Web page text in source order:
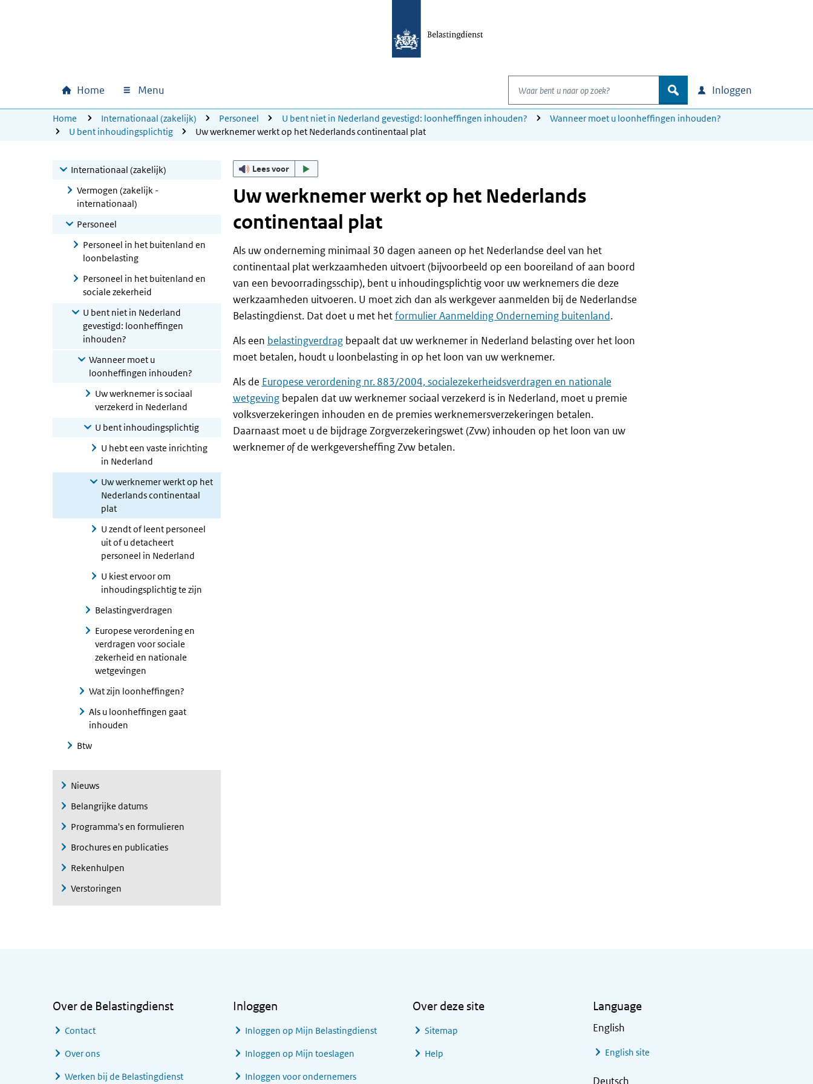
Hoofdnavigatie
Home Menu
Waar bent u naar op zoek?
zoek Inloggen
U bevindt zich hier:
Home Internationaal (zakelijk) Personeel U bent niet in Nederland gevestigd: loonheffingen inhouden?
Wanneer moet u loonheffingen inhouden?
U bent inhoudingsplichtig
Uw werknemer werkt op het Nederlands continentaal plat
Internationaal (zakelijk)
Vermogen (zakelijk -
internationaal)
Personeel
Personeel in het buitenland en
loonbelasting
Personeel in het buitenland en
sociale zekerheid
U bent niet in Nederland
gevestigd: loonheffingen
inhouden?
Wanneer moet u
loonheffingen inhouden?
Uw werknemer is sociaal
verzekerd in Nederland
U bent inhoudingsplichtig
U hebt een vaste inrichting
in Nederland
Uw werknemer werkt op het
Nederlands continentaal
plat
U zendt of leent personeel
uit of u detacheert
personeel in Nederland
U kiest ervoor om
inhoudingsplichtig te zijn
Belastingverdragen
Europese verordening en
verdragen voor sociale
zekerheid en nationale
wetgevingen
Wat zijn loonheffingen?
Als u loonheffingen gaat
inhouden
Btw
Nieuws
Belangrijke datums
Programma's en formulieren
Brochures en publicaties
Rekenhulpen
Verstoringen
Lees voor
Uw werknemer werkt op het Nederlands
continentaal plat
Als uw onderneming minimaal 30 dagen aaneen op het Nederlandse deel van het
continentaal plat werkzaamheden uitvoert (bijvoorbeeld op een booreiland of aan boord
van een bevoorradingsschip), bent u inhoudingsplichtig voor uw werknemers die deze
werkzaamheden uitvoeren. U moet zich dan als werkgever aanmelden bij de Nederlandse
Belastingdienst. Dat doet u met hetformulier Aanmelding Onderneming buitenland.
Als een belastingverdragbepaalt dat uw werknemer in Nederland belasting over het loon
moet betalen, houdt u loonbelasting in op het loon van uw werknemer.
Als de Europese verordening nr. 883/2004, socialezekerheidsverdragen en nationale
wetgevingbepalen dat uw werknemer sociaal verzekerd is in Nederland, moet u premie
volksverzekeringen inhouden en de premies werknemersverzekeringen betalen.
Daarnaast moet u de bijdrage Zorgverzekeringswet (Zvw) inhouden op het loon van uw
werknemerofde werkgeversheffing Zvw betalen.
Over de Belastingdienst
Contact
Over ons
Werken bij de Belastingdienst
Inloggen
Inloggen op Mijn Belastingdienst
Inloggen op Mijn toeslagen
Inloggen voor ondernemers
Over deze site
Sitemap
Help
Language
English
English site
Deutsch